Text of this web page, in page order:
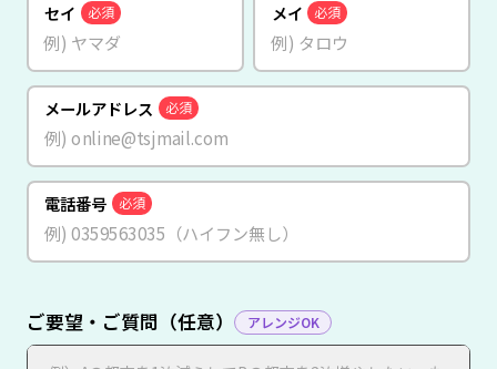
セイ 必須 メイ 必須
メールアドレス 必須
電話番号 必須
ご要望・ご質問（任意） アレンジOK